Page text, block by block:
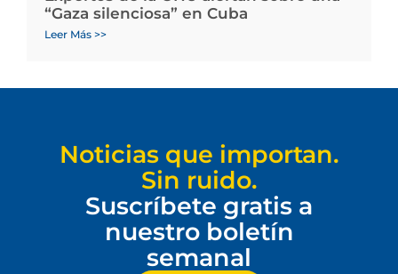
“Gaza silenciosa” en Cuba
Leer Más >>
Noticias que importan.
Sin ruido.
Suscríbete gratis a
nuestro boletín
semanal